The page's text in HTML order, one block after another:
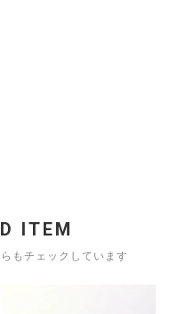
ITEM
もチェックしています